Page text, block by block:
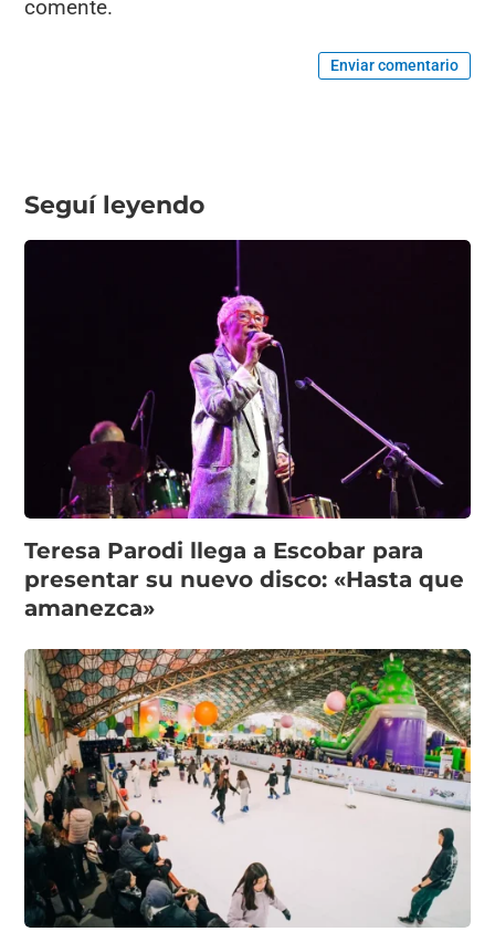
comente.
Enviar comentario
Seguí leyendo
Teresa Parodi llega a Escobar para
presentar su nuevo disco: «Hasta que
amanezca»